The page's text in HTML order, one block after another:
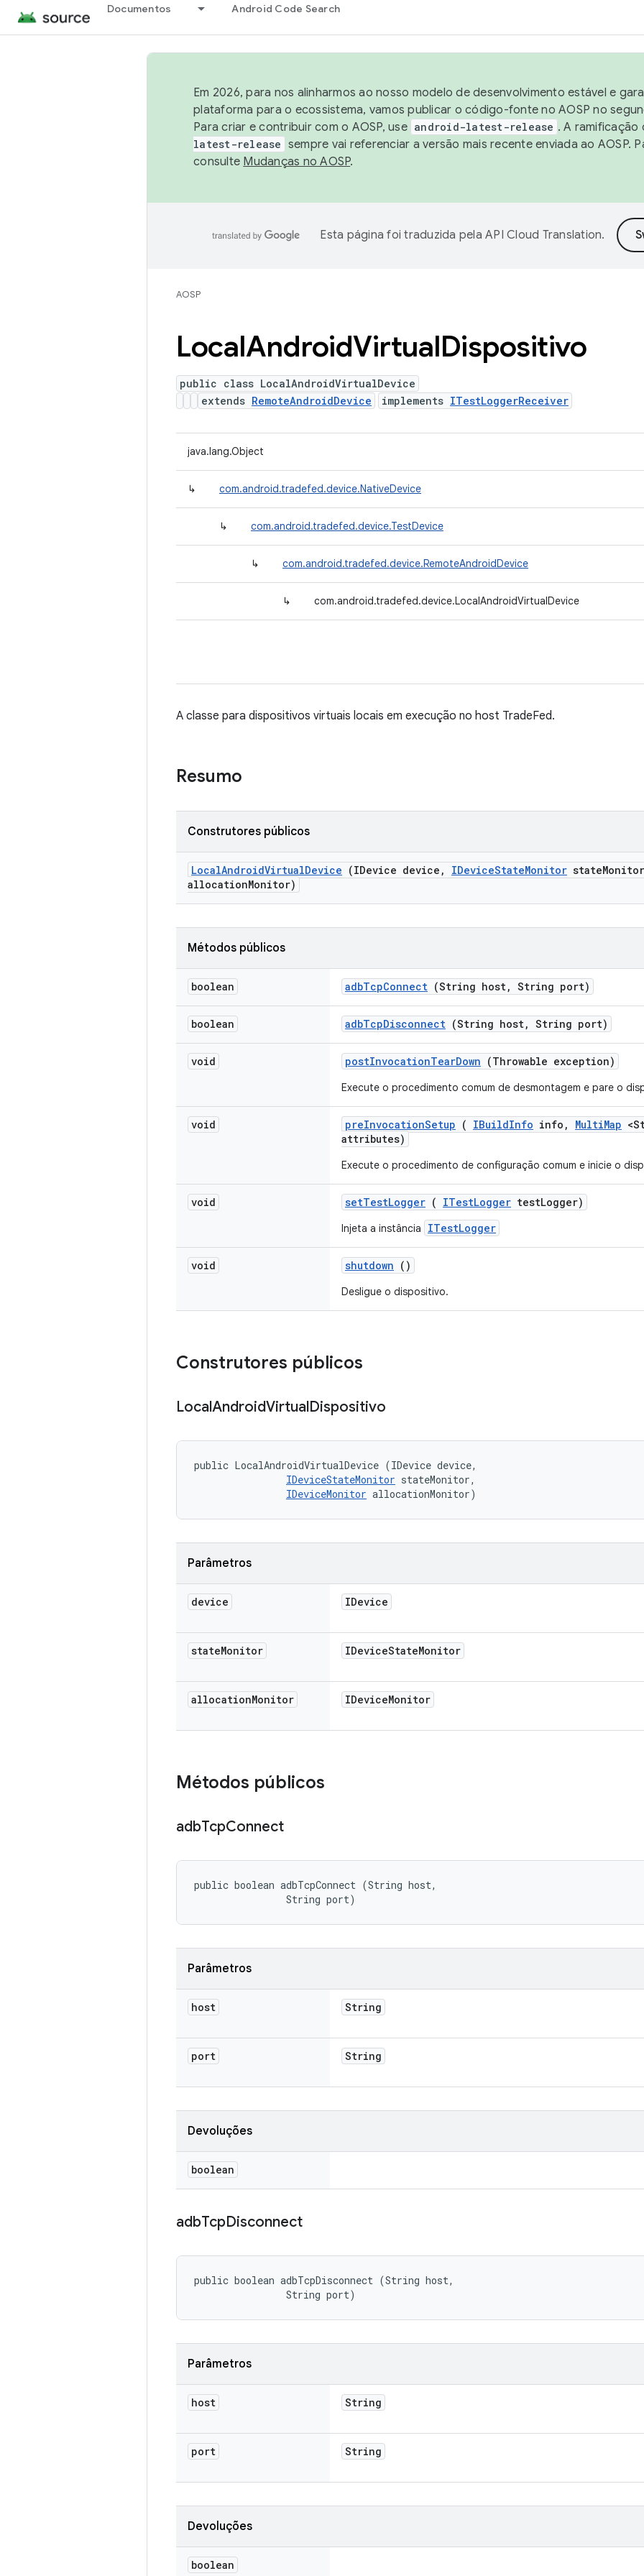
Documentos Android Code Search
Em 2026, para nos alinharmos ao nosso modelo de desenvolvimento estável e
plataforma para o ecossistema, vamos publicar o código-fonte no AOSP no
Para criar e contribuir com o AOSP, use android-latest-release . A ramificação
latest-release sempre vai referenciar a versão mais recente enviada ao AOSP.
consulte Mudanças no AOSP.
Esta página foi traduzida pela API Cloud Translation.
AOSP
LocalAndroidVirtualDispositivo
public class LocalAndroidVirtualDevice
extends RemoteAndroidDevice implements ITestLoggerReceiver
java.lang.Object
↳ com.android.tradefed.device.NativeDevice
↳ com.android.tradefed.device.TestDevice
↳ com.android.tradefed.device.RemoteAndroidDevice
↳ com.android.tradefed.device.LocalAndroidVirtualDevice
A classe para dispositivos virtuais locais em execução no host TradeFed.
Resumo
Construtores públicos
LocalAndroidVirtualDevice (IDevice device , IDeviceStateMonitor stateMonitor
allocationMonitor)
Métodos públicos
boolean adbTcpConnect (String host, String port)
boolean adbTcpDisconnect (String host, String port)
void postInvocationTearDown (Throwable exception)
Execute o procedimento comum de desmontagem e pare o
void preInvocationSetup ( IBuildInfo info , MultiMap
attributes)
Execute o procedimento de configuração comum e inicie o
void setTestLogger ( ITestLogger testLogger)
Injeta a instância ITestLogger
void shutdown ()
Desligue o dispositivo.
Construtores públicos
LocalAndroidVirtualDispositivo
public LocalAndroidVirtualDevice (IDevice device,
IDeviceStateMonitor stateMonitor,
IDeviceMonitor allocationMonitor)
Parâmetros
device IDevice
stateMonitor IDeviceStateMonitor
allocationMonitor IDeviceMonitor
Métodos públicos
adbTcpConnect
public boolean adbTcpConnect (String host,
                String port)
Parâmetros
host String
port String
Devoluções
boolean
adbTcpDisconnect
public boolean adbTcpDisconnect (String host,
                String port)
Parâmetros
host String
port String
Devoluções
boolean